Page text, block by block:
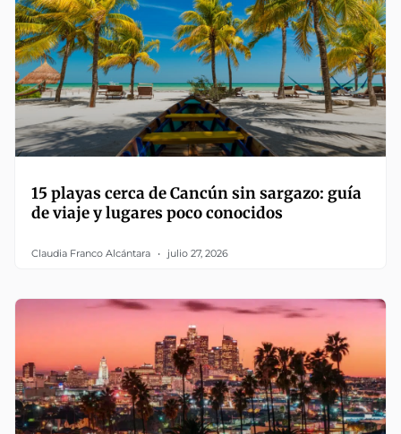
15 playas cerca de Cancún sin sargazo: guía
de viaje y lugares poco conocidos
Claudia Franco Alcántara julio 27, 2026